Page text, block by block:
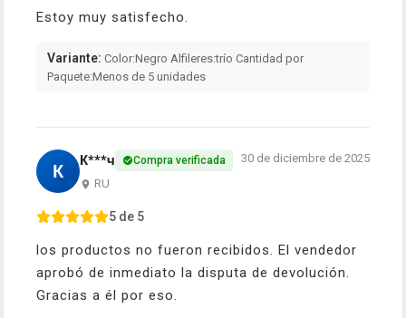
Estoy muy satisfecho.
Variante: Color:Negro Alfileres:trío Cantidad por
Paquete:Menos de 5 unidades
К К***ч Compra verificada
RU
30 de diciembre de 2025
5 de 5
los productos no fueron recibidos. El vendedor
aprobó de inmediato la disputa de devolución.
Gracias a él por eso.